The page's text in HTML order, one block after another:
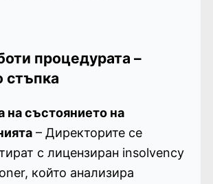
процедурата –
стъпка
на състоянието на
– Директорите се
с лицензиран insolvency
който анализира